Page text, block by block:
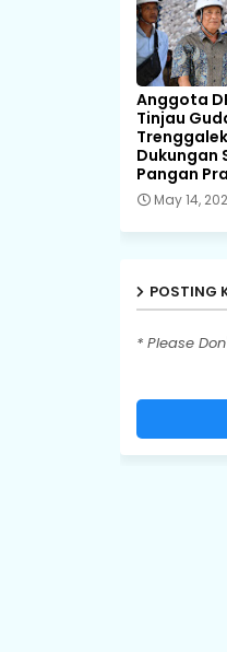
Anggota
Tinjau
Dukungan
Pangan
May 14,
POSTING
* Please